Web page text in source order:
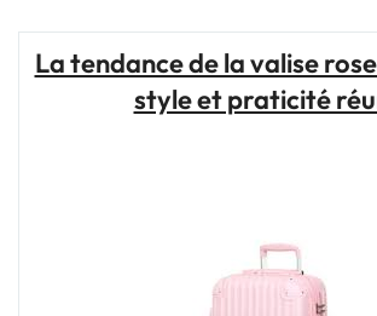
La tendance de la valise
style et praticité